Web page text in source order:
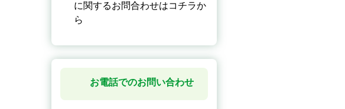
に関するお問合わせはコチラか
ら
お電話でのお問い合わせ